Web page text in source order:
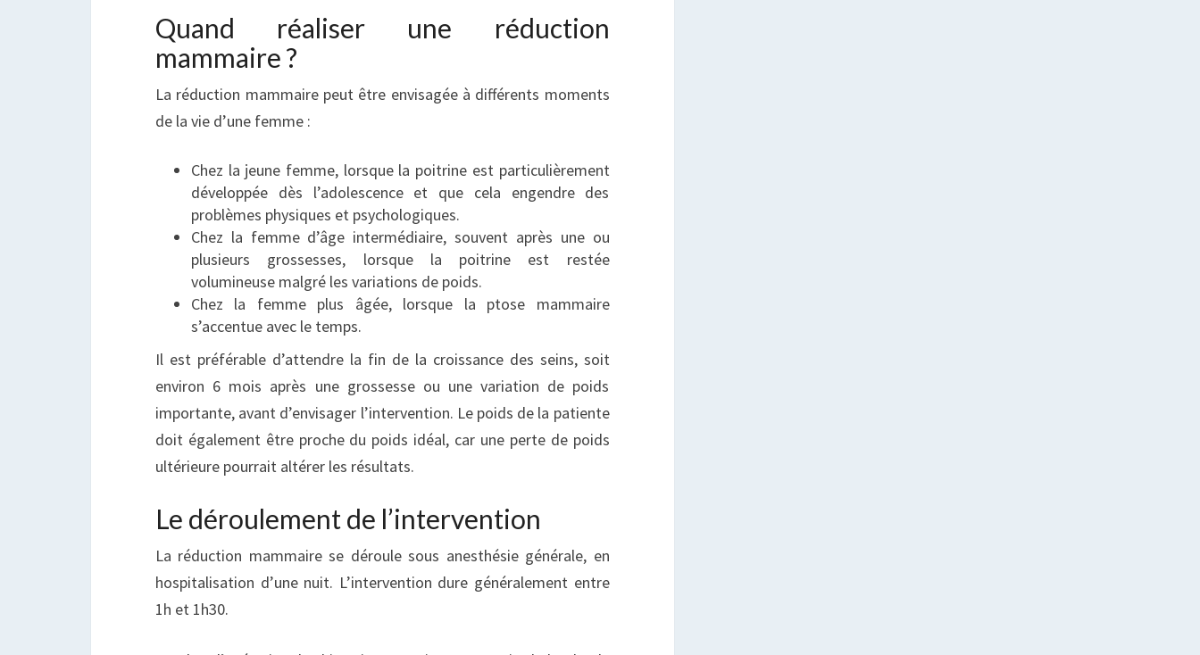
Quand réaliser une réduction
mammaire ?
La réduction mammaire peut être envisagée à différents moments
de la vie d’une femme :
Chez la jeune femme, lorsque la poitrine est particulièrement
développée dès l’adolescence et que cela engendre des
problèmes physiques et psychologiques.
Chez la femme d’âge intermédiaire, souvent après une ou
plusieurs grossesses, lorsque la poitrine est restée
volumineuse malgré les variations de poids.
Chez la femme plus âgée, lorsque la ptose mammaire
s’accentue avec le temps.
Il est préférable d’attendre la fin de la croissance des seins, soit
environ 6 mois après une grossesse ou une variation de poids
importante, avant d’envisager l’intervention. Le poids de la patiente
doit également être proche du poids idéal, car une perte de poids
ultérieure pourrait altérer les résultats.
Le déroulement de l’intervention
La réduction mammaire se déroule sous anesthésie générale, en
hospitalisation d’une nuit. L’intervention dure généralement entre
1h et 1h30.